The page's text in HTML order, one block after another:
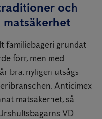
och
familjebageri grundat
förr, men med
bra, nyligen utsågs
Anticimex
matsäkerhet, så
VD